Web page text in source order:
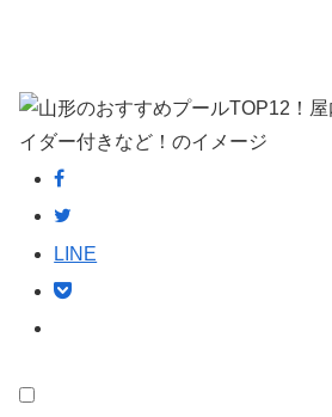
LINE